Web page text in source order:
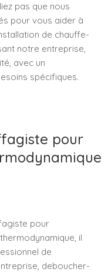
pas que nous
pour vous aider à
de chauffe-
notre entreprise,
avec un
spécifiques.
pour
pour
il
de
deboucher-